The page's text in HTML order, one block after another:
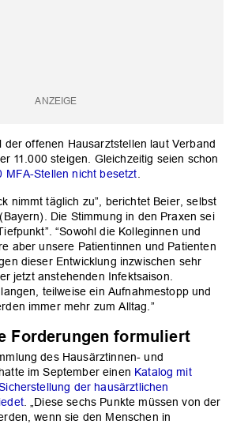
OK
der offenen Hausarztstellen laut Verband
11.000 steigen. Gleichzeitig seien schon
MFA-Stellen nicht besetzt
nimmt täglich zu”, berichtet Beier, selbst
Die Stimmung in den Praxen sei
“Sowohl die Kolleginnen und
aber unsere Patientinnen und Patienten
dieser Entwicklung inzwischen sehr
jetzt anstehenden Infektsaison.
teilweise ein Aufnahmestopp und
immer mehr zum Alltag.”
Forderungen formuliert
des Hausärztinnen- und
im September einen Katalog mit
der hausärztlichen
. „Diese sechs Punkte müssen von der
wenn sie den Menschen in